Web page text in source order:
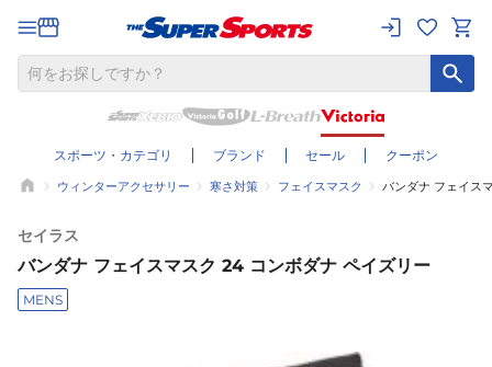
スポーツ・カテゴリ ブランド セール クーポン
ウィンターアクセサリー 寒さ対策 フェイスマスク バンダナ フェイス
セイラス
バンダナ フェイスマスク 24 コンボダナ ペイズリー
MENS